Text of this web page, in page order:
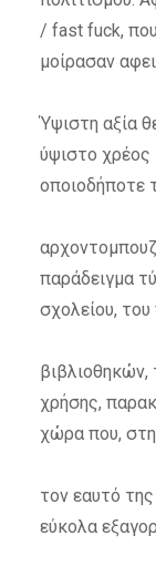
/ fast fuck, που
μοίρασαν
Ύψιστη αξία
ύψιστο χρέος
οποιοδήποτε
παράδειγμα
σχολείου,
βιβλιοθηκών,
χρήσης,
χώρα που,
τον εαυτό
εύκολα